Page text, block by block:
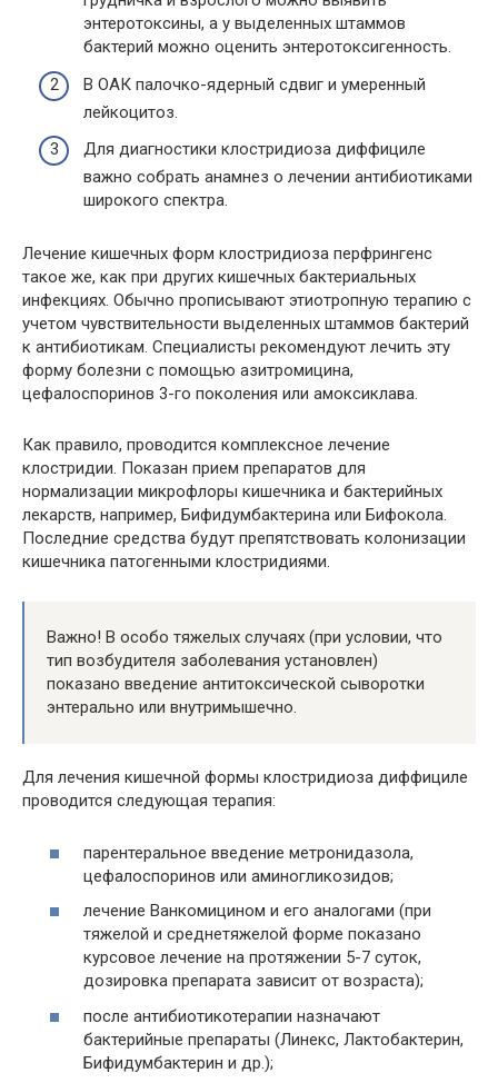
энтеротоксины, а у выделенных штаммов
бактерий можно оценить энтеротоксигенность.
В ОАК палочко-ядерный сдвиг и умеренный
лейкоцитоз.
Для диагностики клостридиоза диффициле
важно собрать анамнез о лечении антибиотиками
широкого спектра.
Лечение кишечных форм клостридиоза перфрингенс
такое же, как при других кишечных бактериальных
инфекциях. Обычно прописывают этиотропную терапию с
учетом чувствительности выделенных штаммов бактерий
к антибиотикам. Специалисты рекомендуют лечить эту
форму болезни с помощью азитромицина,
цефалоспоринов 3-го поколения или амоксиклава.
Как правило, проводится комплексное лечение
клостридии. Показан прием препаратов для
нормализации микрофлоры кишечника и бактерийных
лекарств, например, Бифидумбактерина или Бифокола.
Последние средства будут препятствовать колонизации
кишечника патогенными клостридиями.
Важно! В особо тяжелых случаях (при условии, что
тип возбудителя заболевания установлен)
показано введение антитоксической сыворотки
энтерально или внутримышечно.
Для лечения кишечной формы клостридиоза диффициле
проводится следующая терапия:
парентеральное введение метронидазола,
цефалоспоринов или аминогликозидов;
лечение Ванкомицином и его аналогами (при
тяжелой и среднетяжелой форме показано
курсовое лечение на протяжении 5-7 суток,
дозировка препарата зависит от возраста);
после антибиотикотерапии назначают
бактерийные препараты (Линекс, Лактобактерин,
Бифидумбактерин и др.);